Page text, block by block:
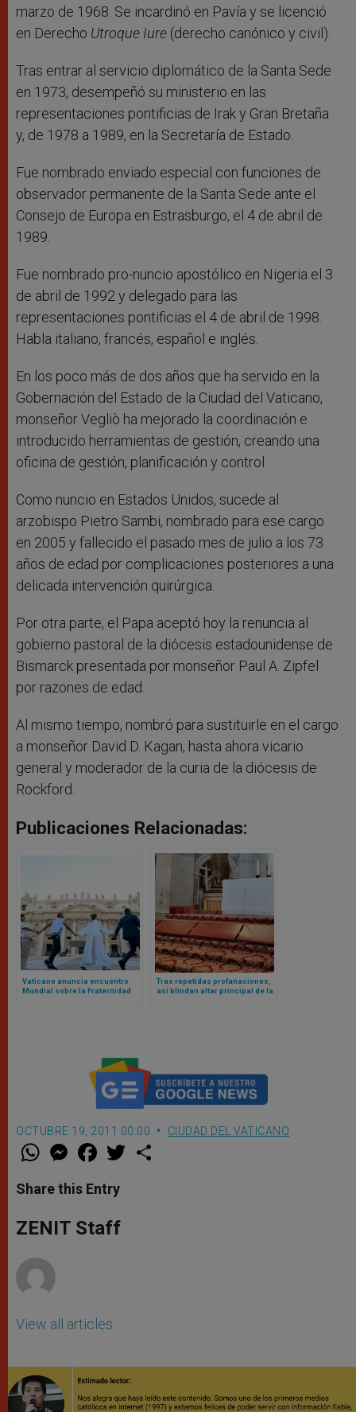
marzo de 1968. Se incardinó en Pavía y se licenció
en Derecho Utroque Iure (derecho canónico y civil).
Tras entrar al servicio diplomático de la Santa Sede
en 1973, desempeñó su ministerio en las
representaciones pontificias de Irak y Gran Bretaña
y, de 1978 a 1989, en la Secretaría de Estado.
Fue nombrado enviado especial con funciones de
observador permanente de la Santa Sede ante el
Consejo de Europa en Estrasburgo, el 4 de abril de
1989.
Fue nombrado pro-nuncio apostólico en Nigeria el 3
de abril de 1992 y delegado para las
representaciones pontificias el 4 de abril de 1998.
Habla italiano, francés, español e inglés.
En los poco más de dos años que ha servido en la
Gobernación del Estado de la Ciudad del Vaticano,
monseñor Vegliò ha mejorado la coordinación e
introducido herramientas de gestión, creando una
oficina de gestión, planificación y control.
Como nuncio en Estados Unidos, sucede al
arzobispo Pietro Sambi, nombrado para ese cargo
en 2005 y fallecido el pasado mes de julio a los 73
años de edad por complicaciones posteriores a una
delicada intervención quirúrgica.
Por otra parte, el Papa aceptó hoy la renuncia al
gobierno pastoral de la diócesis estadounidense de
Bismarck presentada por monseñor Paul A. Zipfel
por razones de edad.
Al mismo tiempo, nombró para sustituirle en el cargo
a monseñor David D. Kagan, hasta ahora vicario
general y moderador de la curia de la diócesis de
Rockford.
Publicaciones Relacionadas:
Vaticano anuncia encuentro
Mundial sobre la Fraternidad
Tras repetidas profanaciones,
así blindan altar principal de la
OCTUBRE 19, 2011 00:00 CIUDAD DEL VATICANO
W
t
s
p
p
M
e
s
e
g
e
F
a
e
b
o
k
w
Share this Entry
ZENIT Staff
View all articles